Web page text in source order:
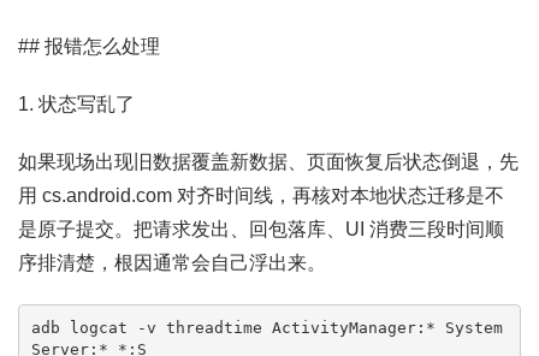
## 报错怎么处理
1. 状态写乱了
如果现场出现旧数据覆盖新数据、页面恢复后状态倒退，先
用 cs.android.com 对齐时间线，再核对本地状态迁移是不
是原子提交。把请求发出、回包落库、UI 消费三段时间顺
序排清楚，根因通常会自己浮出来。
adb logcat -v threadtime ActivityManager:* System
Server:* *:S